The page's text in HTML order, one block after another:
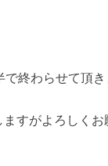
終わらせて頂き
すがよろしくお